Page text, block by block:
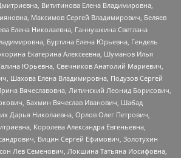
Вититинова Елена Владимировна,
Максимов Сергей Владимирович, Беляев
Елена Николаевна, Ганнушкина Светлана
Буртина Елена Юрьевна, Гендель
Екатерина Алексеевна, Шуманов Илья
Юрьевна, Свечников Анатолий Мариевич,
Шахова Елена Владимировна, Подузов Сергей
Вячеславовна, Литинский Леонид Борисович,
Бахмин Вячеслав Иванович, Шабад
Дарья Николаевна, Орлов Олег Петрович,
Королева Александра Евгеньевна,
Вицин Сергей Ефимович, Золотухин
Лев Семенович, Локшина Татьяна Иосифовна,